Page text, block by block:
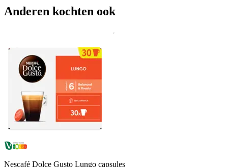
Anderen kochten ook
Nescafé Dolce Gusto Lungo capsules